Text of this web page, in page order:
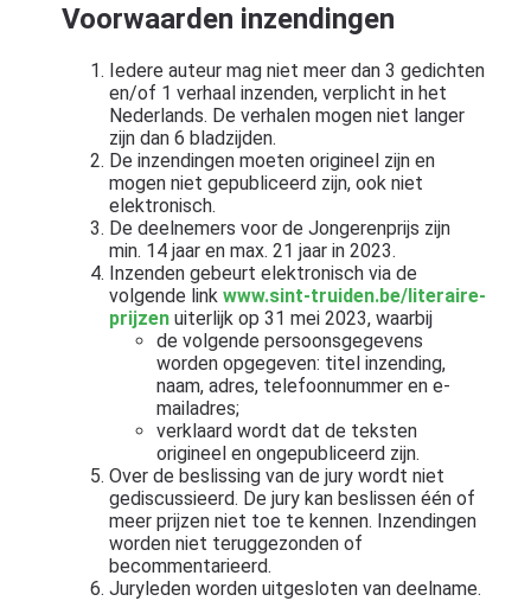
Voorwaarden inzendingen
Iedere auteur mag niet meer dan 3 gedichten
en/of 1 verhaal inzenden, verplicht in het
Nederlands. De verhalen mogen niet langer
zijn dan 6 bladzijden.
De inzendingen moeten origineel zijn en
mogen niet gepubliceerd zijn, ook niet
elektronisch.
De deelnemers voor de Jongerenprijs zijn
min. 14 jaar en max. 21 jaar in 2023.
Inzenden gebeurt elektronisch via de
volgende link www.sint-truiden.be/literaire-
prijzenuiterlijk op 31 mei 2023, waarbij
de volgende persoonsgegevens
worden opgegeven: titel inzending,
naam, adres, telefoonnummer en e-
mailadres;
verklaard wordt dat de teksten
origineel en ongepubliceerd zijn.
Over de beslissing van de jury wordt niet
gediscussieerd. De jury kan beslissen één of
meer prijzen niet toe te kennen. Inzendingen
worden niet teruggezonden of
becommentarieerd.
Juryleden worden uitgesloten van deelname.